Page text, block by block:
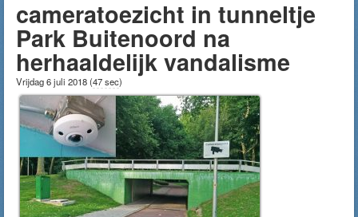
cameratoezicht in tunneltje
Park Buitenoord na
herhaaldelijk vandalisme
Vrijdag 6 juli 2018(47 sec)